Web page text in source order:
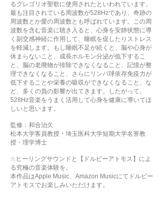
るグレゴリオ聖歌に使用されたといわれています。
最も注目されている周波数が528Hzであり、奇跡の
周波数とか愛の周波数とも呼ばれています。この周
波数を含む音楽に聴き入ると、心身を安静状態に導
く副交感神経に作用して、睡眠を促したりストレス
を軽減します。もし睡眠不足が続くと、脳や心身が
休まらないこと、成長ホルモン分泌が低下するこ
と、脳の老廃物が排除できなくなること、記憶が整
理できなくなること、さらにリンパ球依存免疫力が
低下することや栄養の吸収ができなくなること、な
ど、多くの負の影響が出てきます。したがって、
528Hz音楽をうまく活用して心身を健康に導いてほ
しいと思います。
監修：和合治久
松本大学客員教授・埼玉医科大学短期大学名誉教
授・理学博士
☆ヒーリングサウンドと【ドルビーアトモス】によ
る究極の音楽体験を。
本作品はApple Music、Amazon Musicにてドルビー
アトモスでお楽しみいただけます。